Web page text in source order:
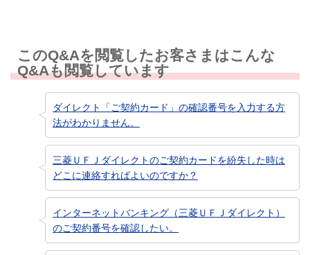
このQ&Aを閲覧したお客さまはこんな
Q&Aも閲覧しています
ダイレクト「ご契約カード」の確認番号を入力する方
法がわかりません。
三菱ＵＦＪダイレクトのご契約カードを紛失した時は
どこに連絡すればよいのですか？
インターネットバンキング（三菱ＵＦＪダイレクト）
のご契約番号を確認したい。